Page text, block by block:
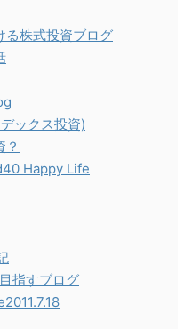
る株式投資ブログ
ックス投資)
？
Happy Life
指すブログ